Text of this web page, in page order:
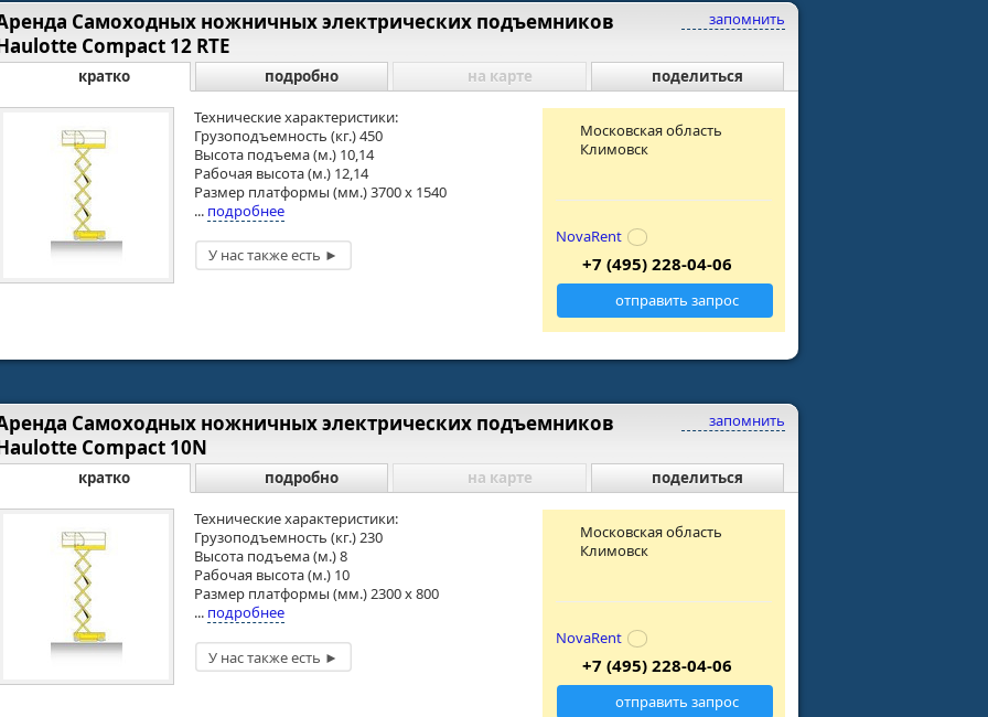
запомнить
Самоходных ножничных электрических подъемников
Compact 12 RTE
кратко подробно на карте поделиться
Технические характеристики:
Грузоподъемность (кг.) 450
Высота подъема (м.) 10,14
Рабочая высота (м.) 12,14
Размер платформы (мм.) 3700 х 1540
... подробнее
Московская область
Климовск
NovaRent
+7 (495) 228-04-06
отправить запрос
запомнить
Самоходных ножничных электрических подъемников
Compact 10N
кратко подробно на карте поделиться
Технические характеристики:
Грузоподъемность (кг.) 230
Высота подъема (м.) 8
Рабочая высота (м.) 10
Размер платформы (мм.) 2300 х 800
... подробнее
Московская область
Климовск
NovaRent
+7 (495) 228-04-06
отправить запрос